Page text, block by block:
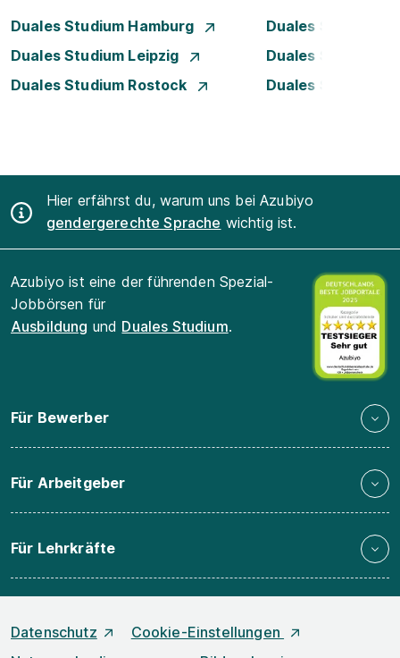
Duales Studium Hamburg
Duales Studium
Duales Studium Leipzig
Duales Studium
Duales Studium Rostock
Duales Studium
Hier erfährst du, warum uns bei Azubiyo
gendergerechte Sprache wichtig ist.
Azubiyo ist eine der führenden Spezial-
Jobbörsen für
Ausbildung und Duales Studium.
Für Bewerber
Für Arbeitgeber
Für Lehrkräfte
Datenschutz
Cookie-Einstellungen